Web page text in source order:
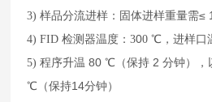
3)样品分流进样： 固体进样重量需≤ 1
4)FID检测器温度：300℃，进样口
5)程序升温80 ℃（保持2 分钟）
℃（保持14分钟）